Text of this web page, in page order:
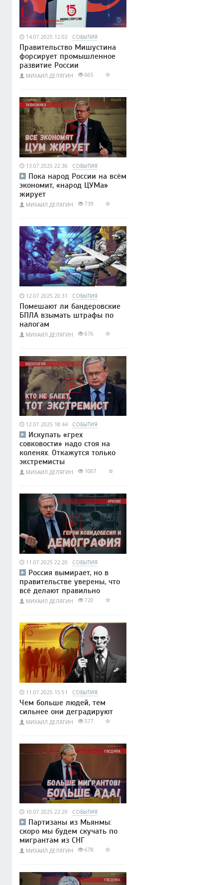
14.07.2025 12:02 СОБЫТИЯ
Правительство Мишустина
форсирует промышленное
развитие России
МИХАИЛ ДЕЛЯГИН 665
13.07.2025 22:36 СОБЫТИЯ
Пока народ России на всём
экономит, «народ ЦУМа»
жирует
МИХАИЛ ДЕЛЯГИН 739
12.07.2025 20:31 СОБЫТИЯ
Помешают ли бандеровские
БПЛА взымать штрафы по
налогам
МИХАИЛ ДЕЛЯГИН 676
12.07.2025 18:44 СОБЫТИЯ
Искупать «грех
совковости» надо стоя на
коленях. Откажутся только
экстремисты
МИХАИЛ ДЕЛЯГИН 1007
11.07.2025 22:20 СОБЫТИЯ
Россия вымирает, но в
правительстве уверены, что
всё делают правильно
МИХАИЛ ДЕЛЯГИН 720
11.07.2025 15:51 СОБЫТИЯ
Чем больше людей, тем
сильнее они деградируют
МИХАИЛ ДЕЛЯГИН 577
10.07.2025 22:29 СОБЫТИЯ
Партизаны из Мьянмы:
скоро мы будем скучать по
мигрантам из СНГ
МИХАИЛ ДЕЛЯГИН 678